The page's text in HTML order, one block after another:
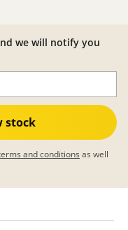
we will notify you
stock
and conditions as well